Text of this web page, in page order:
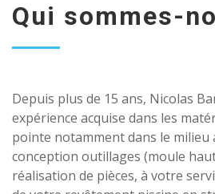
Qui sommes-
Depuis plus de 15 ans, Nicolas
expérience acquise dans les
pointe notamment dans le milieu
conception outillages (moule
réalisation de pièces, à votre